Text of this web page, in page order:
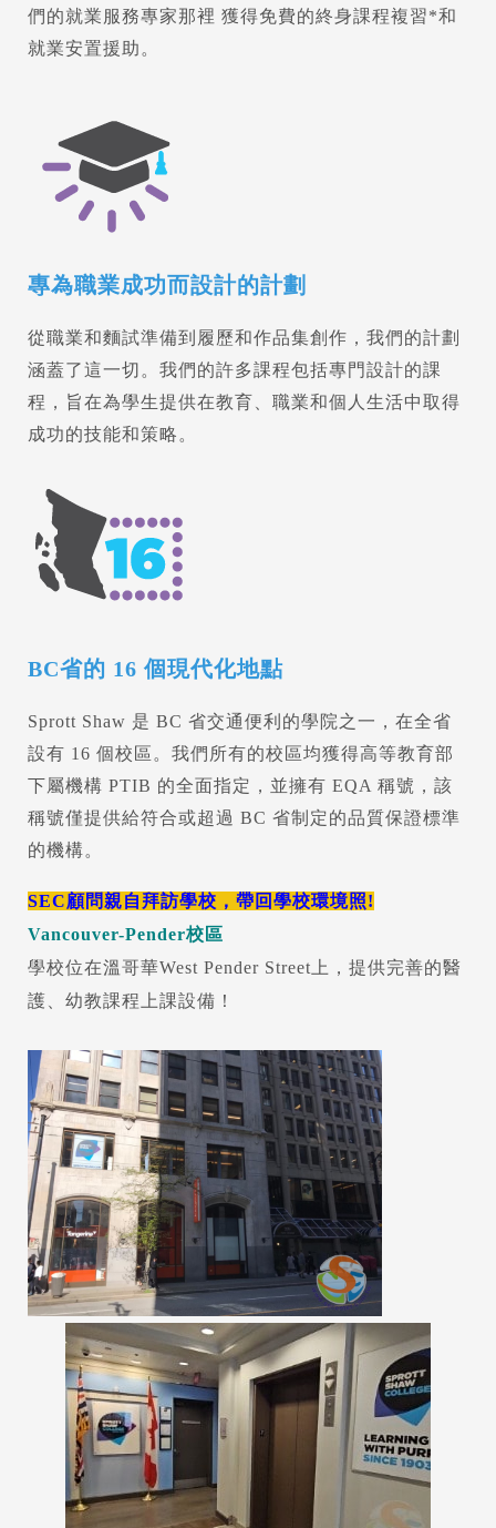
們的就業服務專家那裡 獲得免費的終身課程複習*和
就業安置援助。
專為職業成功而設計的計劃
從職業和麵試準備到履歷和作品集創作，我們的計劃
涵蓋了這一切。我們的許多課程包括專門設計的課
程，旨在為學生提供在教育、職業和個人生活中取得
成功的技能和策略。
BC省的 16 個現代化地點
Sprott Shaw 是 BC 省交通便利的學院之一，在全省
設有 16 個校區。我們所有的校區均獲得高等教育部
下屬機構 PTIB 的全面指定，並擁有 EQA 稱號，該
稱號僅提供給符合或超過 BC 省制定的品質保證標準
的機構。
SEC顧問親自拜訪學校，帶回學校環境照!
Vancouver-Pender校區
學校位在溫哥華West Pender Street上，提供完善的醫
護、幼教課程上課設備！